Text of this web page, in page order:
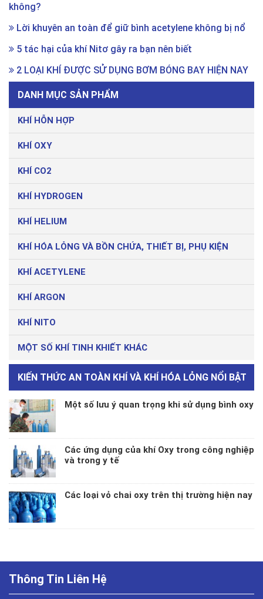
không?
Lời khuyên an toàn để giữ bình acetylene không bị nổ
5 tác hại của khí Nitơ gây ra bạn nên biết
2 LOẠI KHÍ ĐƯỢC SỬ DỤNG BƠM BÓNG BAY HIỆN NAY
DANH MỤC SẢN PHẨM
KHÍ HỖN HỢP
KHÍ OXY
KHÍ CO2
KHÍ HYDROGEN
KHÍ HELIUM
KHÍ HÓA LỎNG VÀ BỒN CHỨA, THIẾT BỊ, PHỤ KIỆN
KHÍ ACETYLENE
KHÍ ARGON
KHÍ NITO
MỘT SỐ KHÍ TINH KHIẾT KHÁC
KIẾN THỨC AN TOÀN KHÍ VÀ KHÍ HÓA LỎNG NỔI BẬT
Một số lưu ý quan trọng khi sử dụng bình oxy
Các ứng dụng của khí Oxy trong công nghiệp
và trong y tế
Các loại vỏ chai oxy trên thị trường hiện nay
Thông Tin Liên Hệ